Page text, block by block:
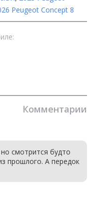
Peugeot Concept 8
Комментарии
смотрится будто
прошлого. А передок